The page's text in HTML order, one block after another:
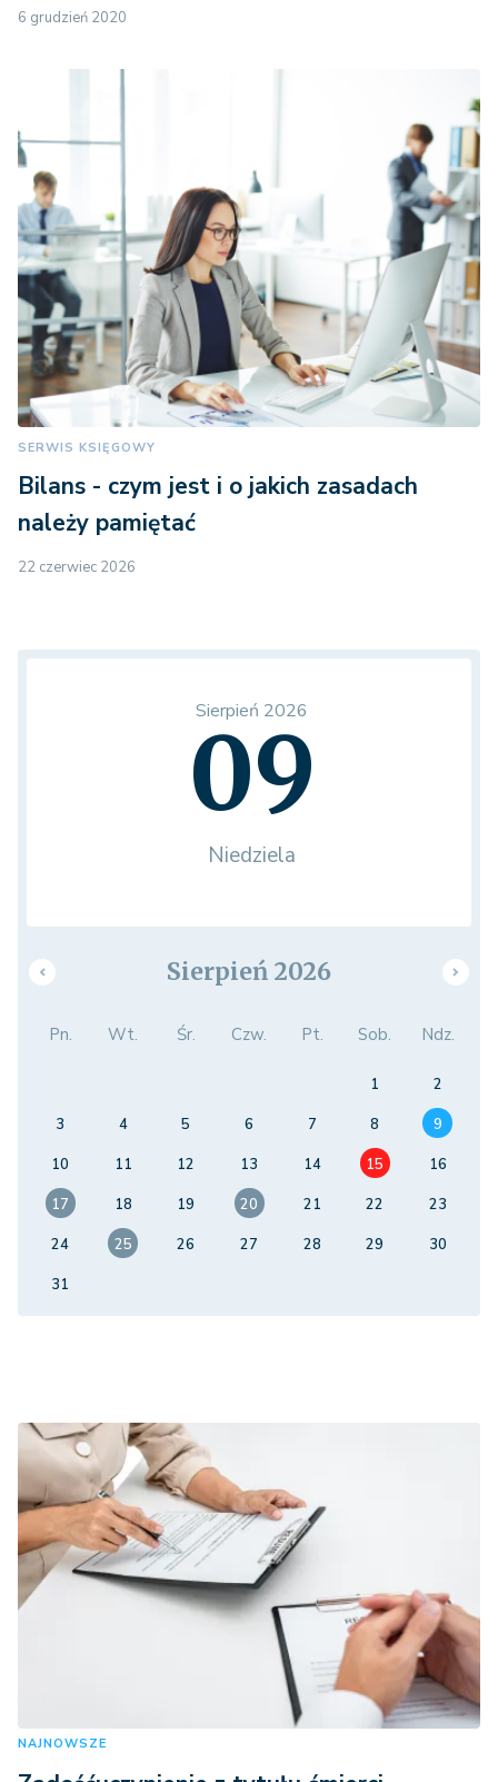
6 grudzień 2020
SERWIS KSIĘGOWY
Bilans - czym jest i o jakich zasadach
należy pamiętać
22 czerwiec 2026
Sierpień 2026
09
Niedziela
Sierpień 2026
Pn. Wt. Śr. Czw. Pt. Sob. Ndz.
1
2
3
4 5 6 7 8
9
10
11 12 13 14 15
16
17
18 19 20 21 22
23
24
25 26 27 28 29
30
31
NAJNOWSZE